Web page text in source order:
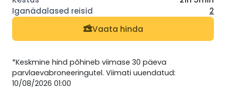
2
Vaata hinda
*Keskmine hind põhineb viimase 30 päeva
parvlaevabroneeringutel. Viimati uuendatud:
10/08/2026 01:00